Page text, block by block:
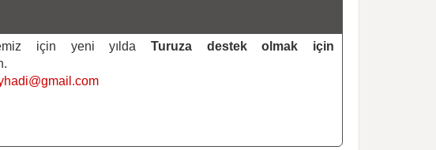
için yeni yıldaTuruza destek olmak için